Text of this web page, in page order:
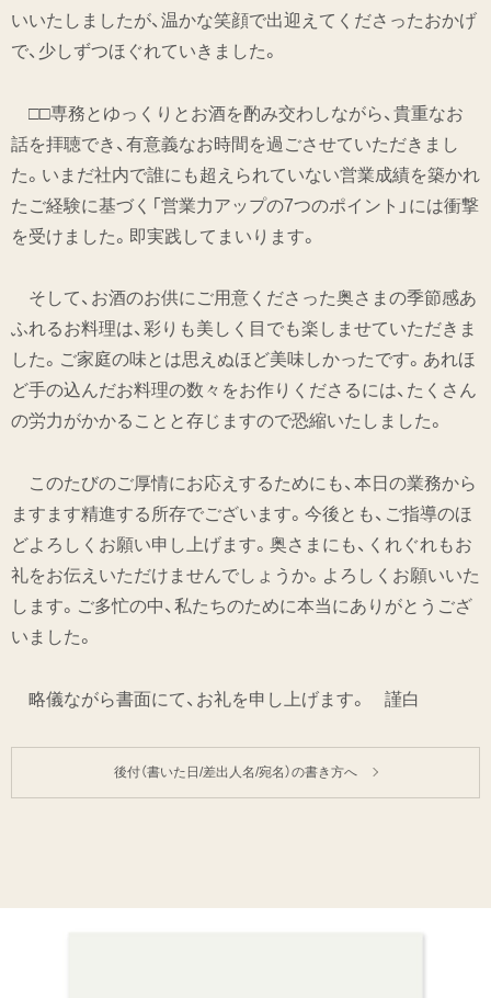
いいたしましたが、温かな笑顔で出迎えてくださったおかげ
で、少しずつほぐれていきました。
□□専務とゆっくりとお酒を酌み交わしながら、貴重なお
話を拝聴でき、有意義なお時間を過ごさせていただきまし
た。いまだ社内で誰にも超えられていない営業成績を築かれ
たご経験に基づく「営業力アップの7つのポイント」には衝撃
を受けました。即実践してまいります。
そして、お酒のお供にご用意くださった奥さまの季節感あ
ふれるお料理は、彩りも美しく目でも楽しませていただきま
した。ご家庭の味とは思えぬほど美味しかったです。あれほ
ど手の込んだお料理の数々をお作りくださるには、たくさん
の労力がかかることと存じますので恐縮いたしました。
このたびのご厚情にお応えするためにも、本日の業務から
ますます精進する所存でございます。今後とも、ご指導のほ
どよろしくお願い申し上げます。奥さまにも、くれぐれもお
礼をお伝えいただけませんでしょうか。よろしくお願いいた
します。ご多忙の中、私たちのために本当にありがとうござ
いました。
略儀ながら書面にて、お礼を申し上げます。 謹白
後付（書いた日/差出人名/宛名）の書き方へ